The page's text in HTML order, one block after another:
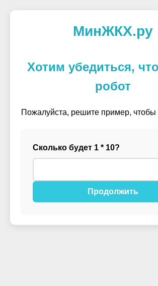
МинЖКХ.ру
Хотим убедиться,
робот
Пожалуйста, решите пример, чтобы
Сколько будет 1 * 10?
Продолжить